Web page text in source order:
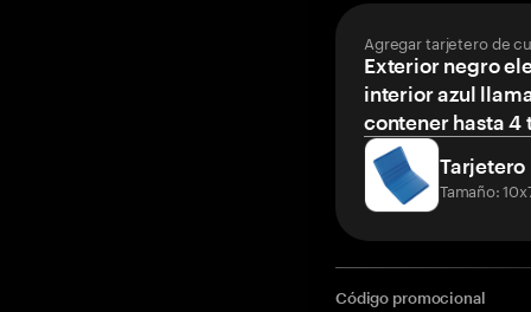
Agregar tarjetero de
Exterior negro
interior azul
contener hasta 4
Tarjetero
Tamaño:
Código promocional